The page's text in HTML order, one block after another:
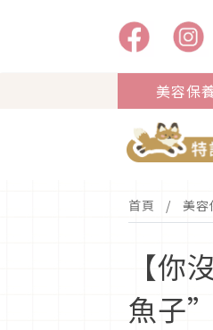
美容保
首頁 美容
【
魚子